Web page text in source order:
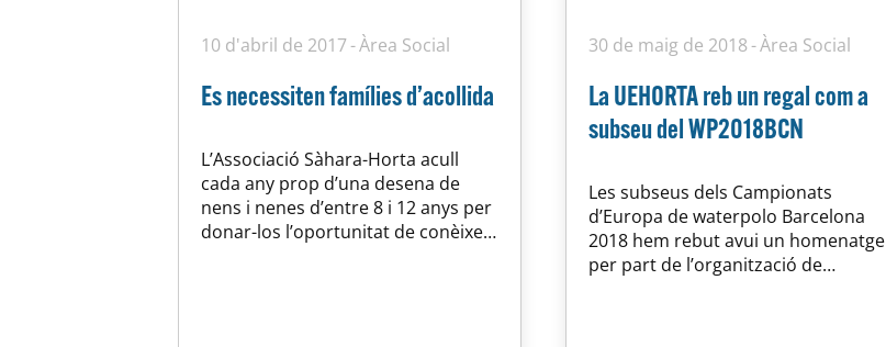
10 d'abril de 2017 Àrea Social
Es necessiten famílies d’acollida
L’Associació Sàhara-Horta acull
cada any prop d’una desena de
nens i nenes d’entre 8 i 12 anys per
donar-los l’oportunitat de conèixer
30 de maig de 2018 Àrea Social
La UEHORTA reb un regal com a
subseu del WP2018BCN
Les subseus dels Campionats
d’Europa de waterpolo Barcelona
2018 hem rebut avui un homenatge
per part de l’organització de